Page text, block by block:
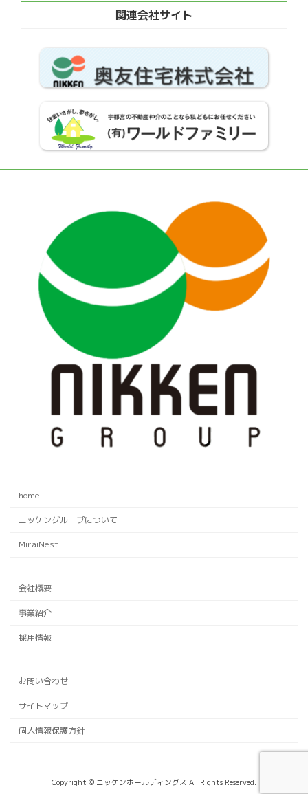
関連会社サイト
home
ニッケングループについて
MiraiNest
会社概要
事業紹介
採用情報
お問い合わせ
サイトマップ
個人情報保護方針
Copyright © ニッケンホールディングス All Rights Reserved.